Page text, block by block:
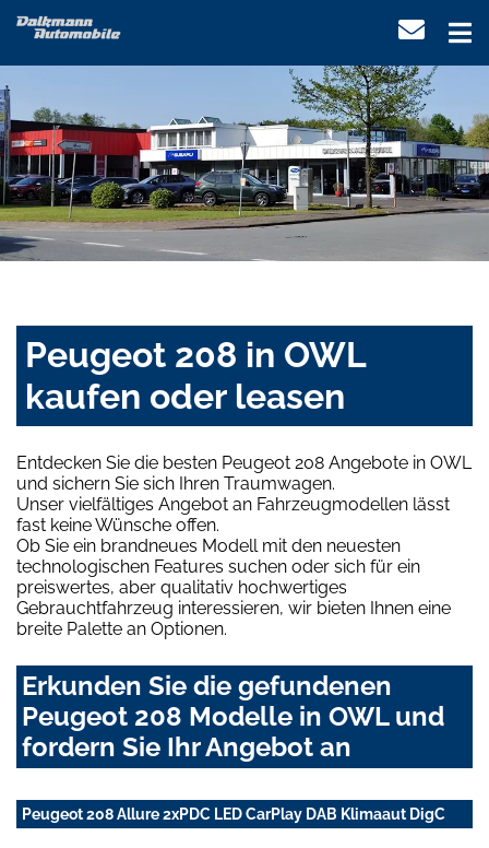
Peugeot 208 in OWL
kaufen oder leasen
Entdecken Sie die besten Peugeot 208 Angebote in OWL
und sichern Sie sich Ihren Traumwagen.
Unser vielfältiges Angebot an Fahrzeugmodellen lässt
fast keine Wünsche offen.
Ob Sie ein brandneues Modell mit den neuesten
technologischen Features suchen oder sich für ein
preiswertes, aber qualitativ hochwertiges
Gebrauchtfahrzeug interessieren, wir bieten Ihnen eine
breite Palette an Optionen.
Erkunden Sie die gefundenen
Peugeot 208 Modelle in OWL und
fordern Sie Ihr Angebot an
Peugeot 208 Allure 2xPDC LED CarPlay DAB Klimaaut DigC